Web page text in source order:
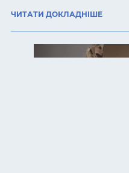
ЧИТАТИ ДОКЛАДНІШЕ